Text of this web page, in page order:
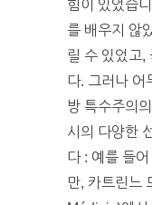
힘이 있었습
를 배우지 않
릴 수 있었고,
다. 그러나 어
방 특수주의
시의 다양한
다 : 예를 들
만, 카트린느